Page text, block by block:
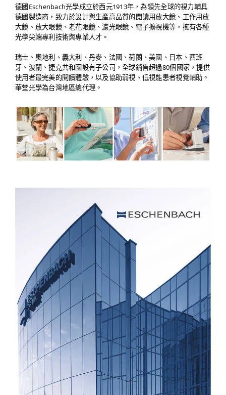
德國Eschenbach光學成立於西元1913年，為領先全球的視力輔具
德國製造商，致力於設計與生產高品質的閱讀用放大鏡、工作用放
大鏡、放大眼鏡、老花眼鏡、濾光眼鏡、電子擴視機等，擁有各種
光學尖端專利技術與專業人才。
瑞士、奧地利、義大利、丹麥、法國、荷蘭、美國、日本、西班
牙、波蘭、捷克共和國設有子公司，全球銷售超過80個國家，提供
使用者最完美的閱讀體驗，以及協助弱視、低視能患者視覺輔助。
華堂光學為台灣地區總代理。